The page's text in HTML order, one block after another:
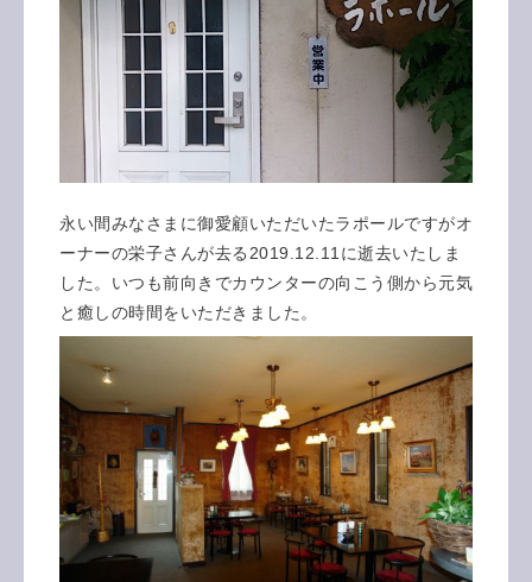
永い間みなさまに御愛顧いただいたラポールですがオ
ーナーの栄子さんが去る2019.12.11に逝去いたしま
した。いつも前向きでカウンターの向こう側から元気
と癒しの時間をいただきました。